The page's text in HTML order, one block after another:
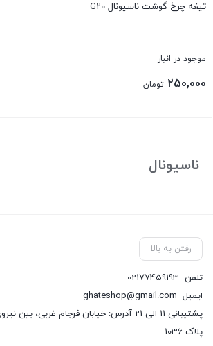
تیغه چرخ گوشت ناسیونال G20
موجود در انبار
250,000 تومان
ناسیونال
رفتن به بالا
تلفن 02177459193
ایمیل ghateshop@gmail.com
پشتیبانی 11 الی 21 آدرس: خیابان فرجام غربی،
پلاک 1036